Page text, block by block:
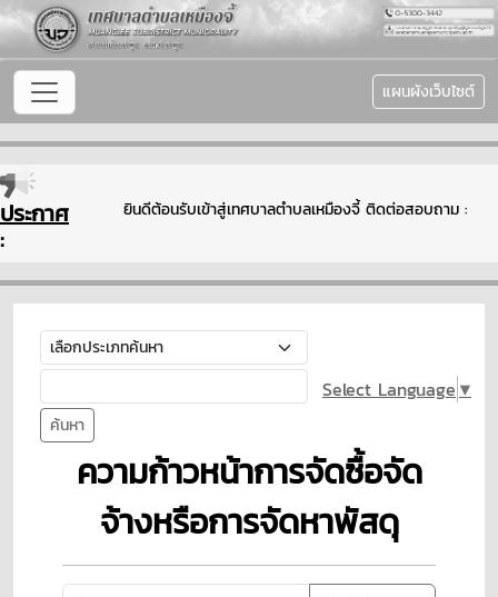
แผนผังเว็บไซต์
ประกาศ
:
ยินดีต้อนรับเข้าสู่เทศบาลตำบลเหมืองจี้ ติดต่อสอบถาม : โ
ค้นหา
Select Language ▼
ความก้าวหน้าการจัดซื้อจัด
จ้างหรือการจัดหาพัสดุ